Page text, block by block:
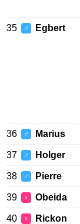
35 ♂ Egbert
36 ♂ Marius
37 ♂ Holger
38 ♂ Pierre
39 ♀ Obeida
40 ♀ Rickon